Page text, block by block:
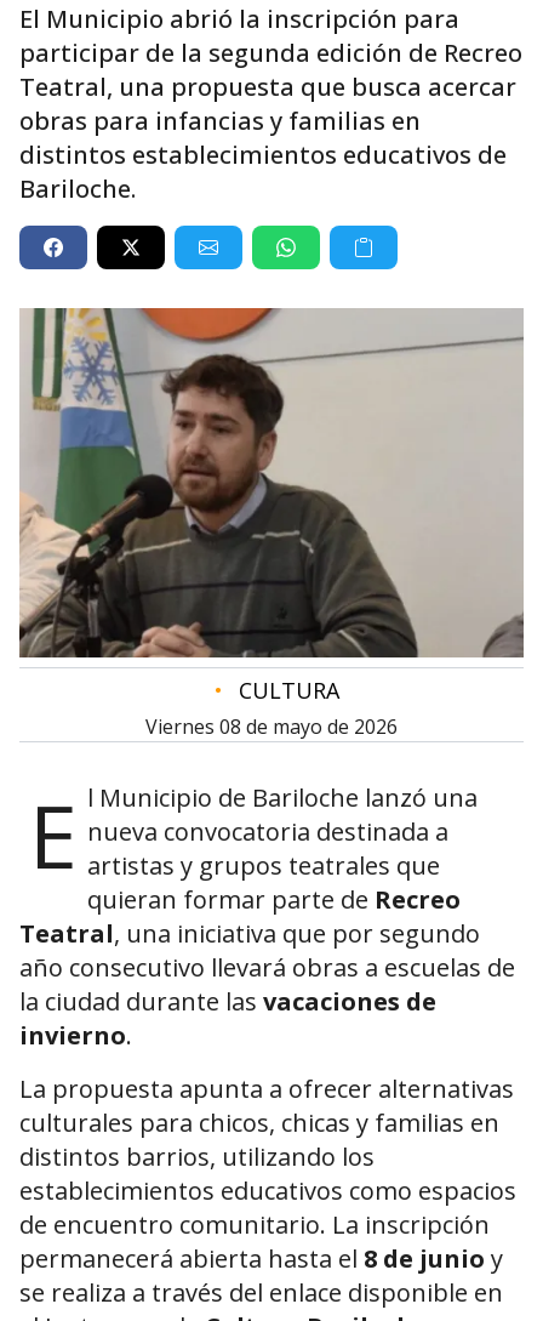
El Municipio abrió la inscripción para
participar de la segunda edición de Recreo
Teatral, una propuesta que busca acercar
obras para infancias y familias en
distintos establecimientos educativos de
Bariloche.
• CULTURA
viernes 08 de mayo de 2026
E l Municipio de Bariloche lanzó una
nueva convocatoria destinada a
artistas y grupos teatrales que
quieran formar parte de Recreo
Teatral, una iniciativa que por segundo
año consecutivo llevará obras a escuelas de
la ciudad durante las vacaciones de
invierno.
La propuesta apunta a ofrecer alternativas
culturales para chicos, chicas y familias en
distintos barrios, utilizando los
establecimientos educativos como espacios
de encuentro comunitario. La inscripción
permanecerá abierta hasta el 8 de junio y
se realiza a través del enlace disponible en